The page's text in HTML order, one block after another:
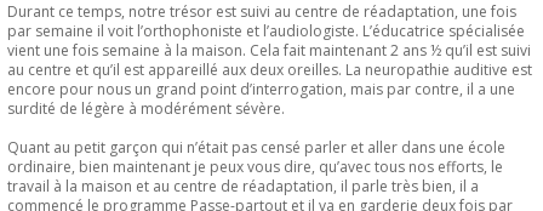
Durant ce temps, notre trésor est suivi au centre de réadaptation, une fois
par semaine il voit l’orthophoniste et l’audiologiste. L’éducatrice spécialisée
vient une fois semaine à la maison. Cela fait maintenant 2 ans ½ qu’il est suivi
au centre et qu’il est appareillé aux deux oreilles. La neuropathie auditive est
encore pour nous un grand point d’interrogation, mais par contre, il a une
surdité de légère à modérément sévère.
Quant au petit garçon qui n’était pas censé parler et aller dans une école
ordinaire, bien maintenant je peux vous dire, qu’avec tous nos efforts, le
travail à la maison et au centre de réadaptation, il parle très bien, il a
commencé le programme Passe-partout et il va en garderie deux fois par